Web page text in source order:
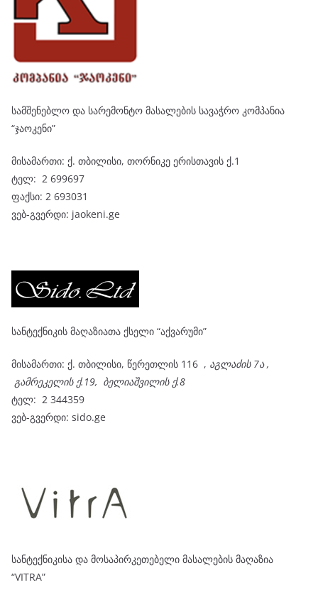
სამშენებლო და სარემონტო მასალების სავაჭრო კომპანია
“ჯაოკენი”
მისამართი: ქ. თბილისი, თორნიკე ერისთავის ქ.1
ტელ: 2 699697
ფაქსი: 2 693031
ვებ-გვერდი: jaokeni.ge
სანტექნიკის მაღაზიათა ქსელი “აქვარუმი”
მისამართი: ქ. თბილისი, წერეთლის 116 , აგლაძის 7ა ,
გამრეკელის ქ.19, ბელიაშვილის ქ.8
ტელ: 2 344359
ვებ-გვერდი: sido.ge
სანტექნიკისა და მოსაპირკეთებელი მასალების მაღაზია
“VITRA”